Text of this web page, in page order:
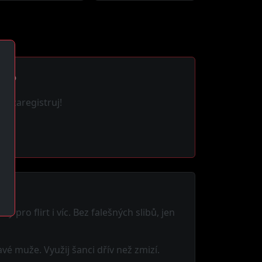
zaregistruj!
pro flirt i víc. Bez falešných slibů, jen
muže. Využij šanci dřív než zmizí.